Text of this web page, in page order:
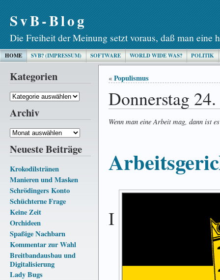
SvB-Blog
Die Freiheit der Meinung setzt voraus, daß man eine
HOME SVB? (IMPRESSUM) SOFTWARE WORLD WIDE WAS? POLITIK
Kategorien
Kategorien
Archiv
Archiv
Neueste Beiträge
Krokodilstränen
Manieren und Masken
Schrödingers Konto
Schüchterne Frage
Keine Zeit
Orchideen
Spaßige Nachbarn
Kommentar zur Wahl
Breitbandausbau und
Digitalisierung
Lady Bugs
« Populismus
Donnerstag
Wenn man eine Arbeit mag, dann ist
I